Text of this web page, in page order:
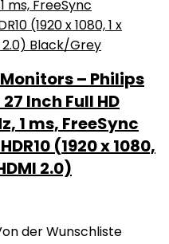
– Philips
Inch Full HD
1 ms, FreeSync
(1920 x 1080,
2.0)
der Wunschliste